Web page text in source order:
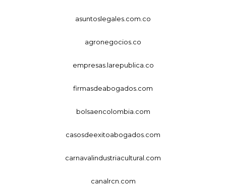
asuntoslegales.com.co
agronegocios.co
empresas.larepublica.co
firmasdeabogados.com
bolsaencolombia.com
casosdeexitoabogados.com
carnavalindustriacultural.com
canalrcn.com